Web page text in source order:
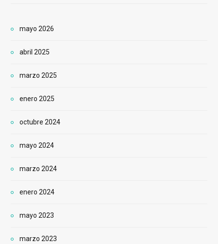
mayo 2026
abril 2025
marzo 2025
enero 2025
octubre 2024
mayo 2024
marzo 2024
enero 2024
mayo 2023
marzo 2023